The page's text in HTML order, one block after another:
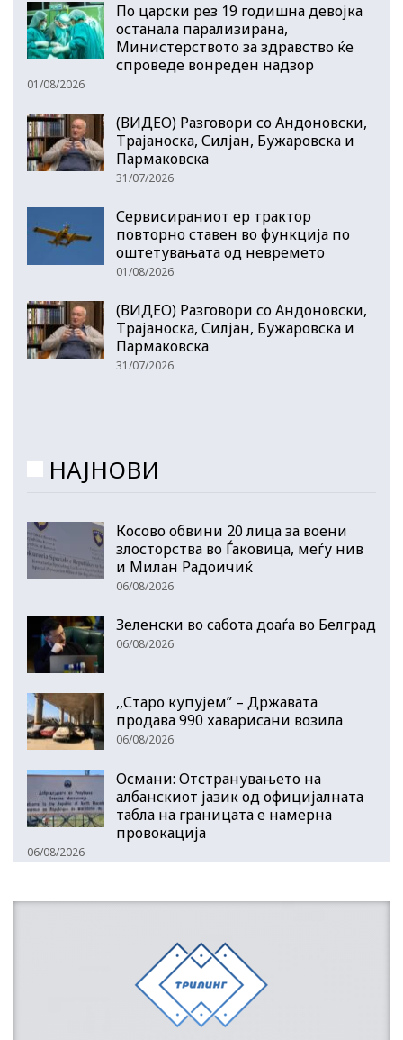
По царски рез 19 годишна девојка
останала парализирана,
Министерството за здравство ќе
спроведе вонреден надзор
01/08/2026
(ВИДЕО) Разговори со Андоновски,
Трајаноска, Силјан, Бужаровска и
Пармаковска
31/07/2026
Сервисираниот ер трактор
повторно ставен во функција по
оштетувањата од невремето
01/08/2026
(ВИДЕО) Разговори со Андоновски,
Трајаноска, Силјан, Бужаровска и
Пармаковска
31/07/2026
НАЈНОВИ
Косово обвини 20 лица за воени
злосторства во Ѓаковица, меѓу нив
и Милан Радоичиќ
06/08/2026
Зеленски во сабота доаѓа во Белград
06/08/2026
,,Старо купујем” – Државата
продава 990 хаварисани возила
06/08/2026
Османи: Отстранувањето на
албанскиот јазик од официјалната
табла на границата е намерна
провокација
06/08/2026